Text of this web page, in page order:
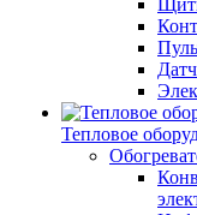
Тепловое